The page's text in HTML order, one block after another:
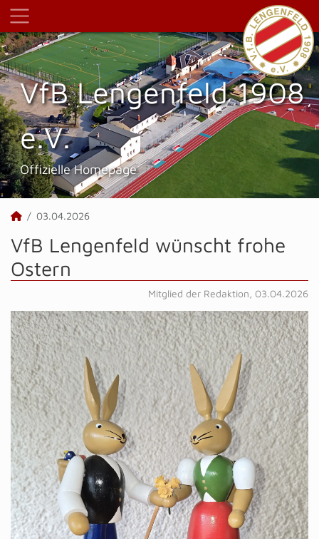
VfB Lengenfeld 1908
e.V.
Offizielle Homepage
03.04.2026
VfB Lengenfeld wünscht frohe
Ostern
Mitglied der Redaktion, 03.04.2026